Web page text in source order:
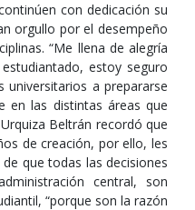
con dedicación su
orgullo por el desempeño
“Me llena de alegría
estoy seguro
a prepararse
en las distintas áreas que
Beltrán recordó que
de creación, por ello, les
que todas las decisiones
central, son
“porque son la razón